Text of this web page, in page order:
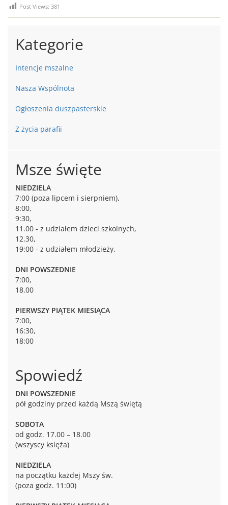
Post Views: 381
Kategorie
Intencje mszalne
Nasza Wspólnota
Ogłoszenia duszpasterskie
Z życia parafii
Msze święte
NIEDZIELA
7:00 (poza lipcem i sierpniem),
8:00,
9:30,
11.00 - z udziałem dzieci szkolnych,
12.30,
19:00 - z udziałem młodzieży,
DNI POWSZEDNIE
7:00,
18.00
PIERWSZY PIĄTEK MIESIĄCA
7:00,
16:30,
18:00
Spowiedź
DNI POWSZEDNIE
pół godziny przed każdą Mszą świętą
SOBOTA
od godz. 17.00 – 18.00
(wszyscy księża)
NIEDZIELA
na początku każdej Mszy św.
(poza godz. 11:00)